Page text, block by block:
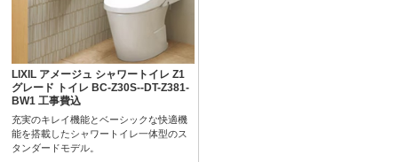
LIXIL アメージュ シャワートイレ Z1
グレード トイレ BC-Z30S--DT-Z381-
BW1 工事費込
充実のキレイ機能とベーシックな快適機
能を搭載したシャワートイレ一体型のス
タンダードモデル。